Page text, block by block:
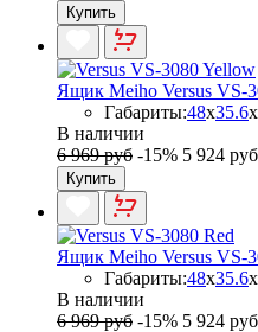
Купить
Ящик Meiho Versus VS-
Габариты:48x35.6x
В наличии
6 969 руб -15% 5 924 руб
Купить
Ящик Meiho Versus VS-
Габариты:48x35.6x
В наличии
6 969 руб -15% 5 924 руб